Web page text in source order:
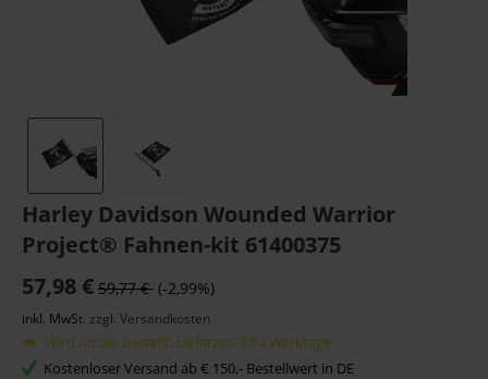
Harley Davidson Wounded Warrior
Project® Fahnen-kit 61400375
57,98 € 59,77 € (-2,99%)
inkl. MwSt. zzgl. Versandkosten
Wird für Sie bestellt. Lieferzeit 7-14 Werktage
Kostenloser Versand ab € 150,- Bestellwert in DE